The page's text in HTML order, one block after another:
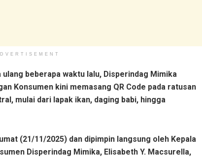
beberapa waktu lalu, Disperindag Mimika
Konsumen kini memasang QR Code pada ratusan
mulai dari lapak ikan, daging babi, hingga
(21/11/2025) dan dipimpin langsung oleh Kepala
Disperindag Mimika, Elisabeth Y. Macsurella,